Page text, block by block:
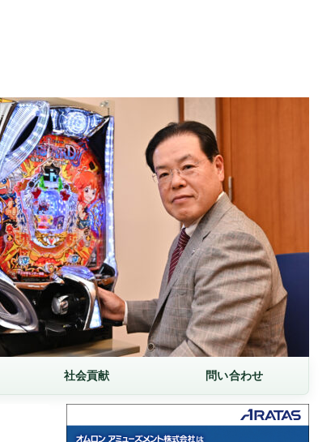
社会貢献 問い合わせ